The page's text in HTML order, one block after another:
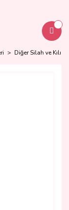
Diğer Silah ve Kılıç